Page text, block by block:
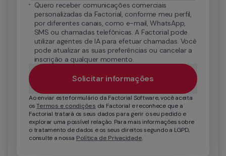
Quero receber comunicações comerciais
personalizadas da Factorial, conforme meu perfil,
por diferentes canais, como e-mail, WhatsApp,
SMS ou chamadas telefônicas. A Factorial pode
utilizar agentes de IA para efetuar chamadas. Você
pode atualizar as suas preferências ou cancelar a
inscrição a qualquer momento.
Ao enviar este formulário da Factorial Software, você aceita
os Termos e condições da Factorial e reconhece que a
Factorial tratará os seus dados para gerir o seu pedido e
explorar uma possível relação. Para mais informações sobre
o tratamento de dados e os seus direitos segundo a LGPD,
consulte a nossa Política de Privacidade.
Solicitar informações